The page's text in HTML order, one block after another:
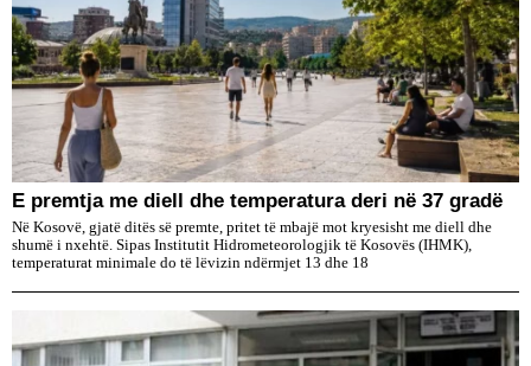
E premtja me diell dhe temperatura deri në 37 gradë
Në Kosovë, gjatë ditës së premte, pritet të mbajë mot kryesisht me diell dhe
shumë i nxehtë. Sipas Institutit Hidrometeorologjik të Kosovës (IHMK),
temperaturat minimale do të lëvizin ndërmjet 13 dhe 18